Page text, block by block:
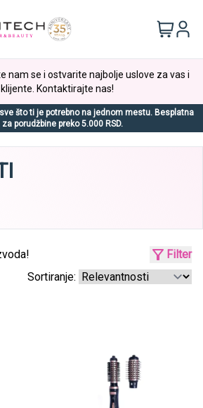
nam se i ostvarite najbolje uslove za vas i
Kontaktirajte nas!
što ti je potrebno na jednom mestu. Besplatna
porudžbine preko 5.000 RSD.
Filter
Sortiranje: